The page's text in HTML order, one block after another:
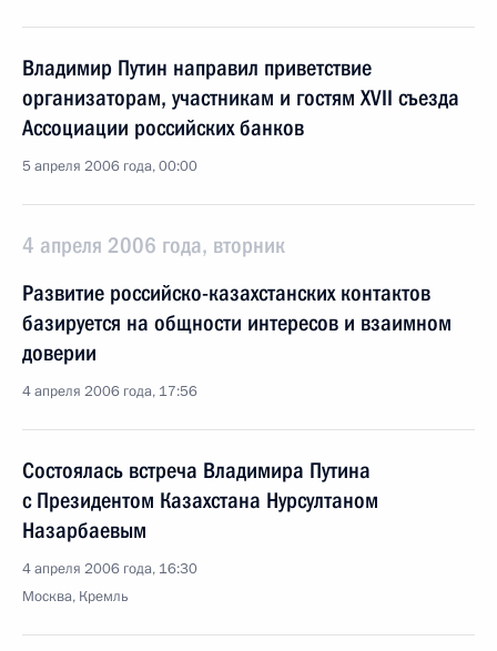
Владимир Путин направил приветствие
организаторам, участникам и гостям XVII съезда
Ассоциации российских банков
5 апреля 2006 года, 00:00
4 апреля 2006 года, вторник
Развитие российско-казахстанских контактов
базируется на общности интересов и взаимном
доверии
4 апреля 2006 года, 17:56
Состоялась встреча Владимира Путина
с Президентом Казахстана Нурсултаном
Назарбаевым
4 апреля 2006 года, 16:30
Москва, Кремль